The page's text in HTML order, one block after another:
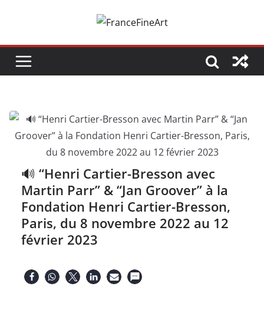
🔊 “Henri Cartier-Bresson avec
Martin Parr” & “Jan Groover” à la
Fondation Henri Cartier-Bresson,
Paris, du 8 novembre 2022 au 12
février 2023